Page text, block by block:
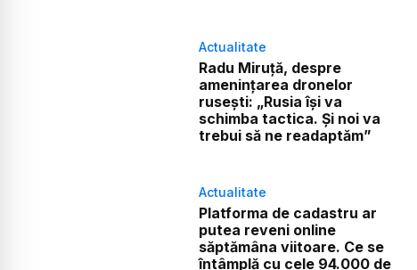
Actualitate
Radu Miruță, despre
amenințarea dronelor
rusești: „Rusia își va
schimba tactica. Și noi va
trebui să ne readaptăm”
Actualitate
Platforma de cadastru ar
putea reveni online
săptămâna viitoare. Ce se
întâmplă cu cele 94.000 de